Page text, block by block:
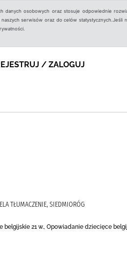
osobowych oraz stosuje odpowiednie
serwisów oraz do celów statystycznych.Jeśli
/ ZALOGUJ
TŁUMACZENIE, SIEDMIORÓG
21 w., Opowiadanie dziecięce